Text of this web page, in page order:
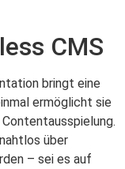
CMS
bringt eine
ermöglicht sie
über
– sei es auf